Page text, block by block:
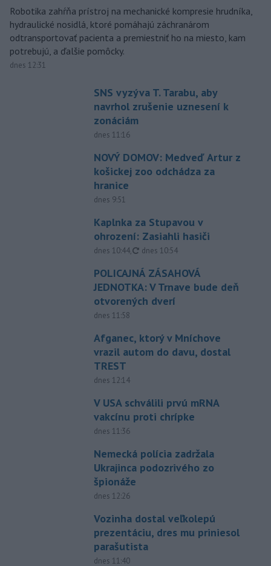
Robotika zahŕňa prístroj na mechanické kompresie hrudníka,
hydraulické nosidlá, ktoré pomáhajú záchranárom
odtransportovať pacienta a premiestniť ho na miesto, kam
potrebujú, a ďalšie pomôcky.
dnes 12:31
SNS vyzýva T. Tarabu, aby
navrhol zrušenie uznesení k
zonáciám
dnes 11:16
NOVÝ DOMOV: Medveď Artur z
košickej zoo odchádza za
hranice
dnes 9:51
Kaplnka za Stupavou v
ohrození: Zasiahli hasiči
dnes 10:44, aktualizované
dnes 10:54
POLICAJNÁ ZÁSAHOVÁ
JEDNOTKA: V Trnave bude deň
otvorených dverí
dnes 11:58
Afganec, ktorý v Mníchove
vrazil autom do davu, dostal
TREST
dnes 12:14
V USA schválili prvú mRNA
vakcínu proti chrípke
dnes 11:36
Nemecká polícia zadržala
Ukrajinca podozrivého zo
špionáže
dnes 12:26
Vozinha dostal veľkolepú
prezentáciu, dres mu priniesol
parašutista
dnes 11:40